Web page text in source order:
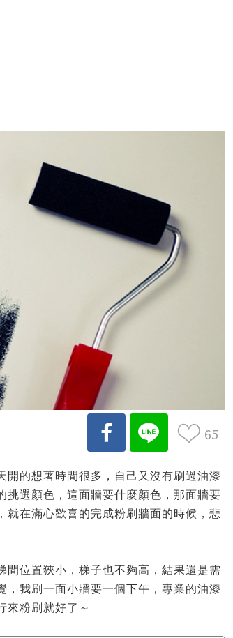
65
的想著時間很多，自己又沒有刷過油漆
選顏色，這面牆要什麼顏色，那面牆要
在滿心歡喜的完成粉刷牆面的時候，悲
位置狹小，梯子也不夠高，結果還是需
我刷一面小牆要一個下午，專業的油漆
來粉刷就好了～